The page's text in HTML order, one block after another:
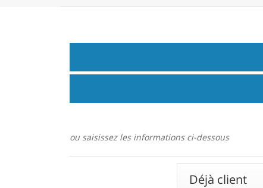
ou saisissez les informations ci-dessous
Déjà client